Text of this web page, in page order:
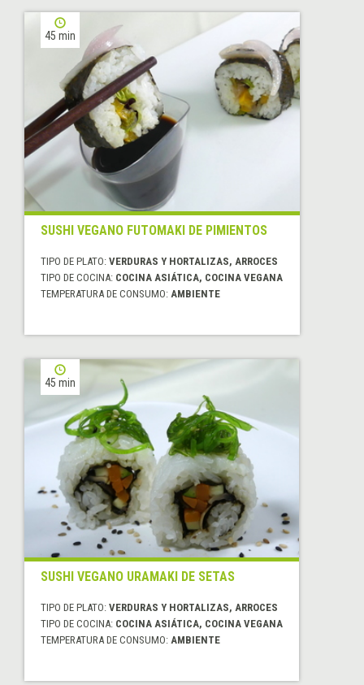
45 min
SUSHI VEGANO FUTOMAKI DE PIMIENTOS
TIPO DE PLATO: VERDURAS Y HORTALIZAS, ARROCES
TIPO DE COCINA: COCINA ASIÁTICA, COCINA VEGANA
TEMPERATURA DE CONSUMO: AMBIENTE
45 min
SUSHI VEGANO URAMAKI DE SETAS
TIPO DE PLATO: VERDURAS Y HORTALIZAS, ARROCES
TIPO DE COCINA: COCINA ASIÁTICA, COCINA VEGANA
TEMPERATURA DE CONSUMO: AMBIENTE